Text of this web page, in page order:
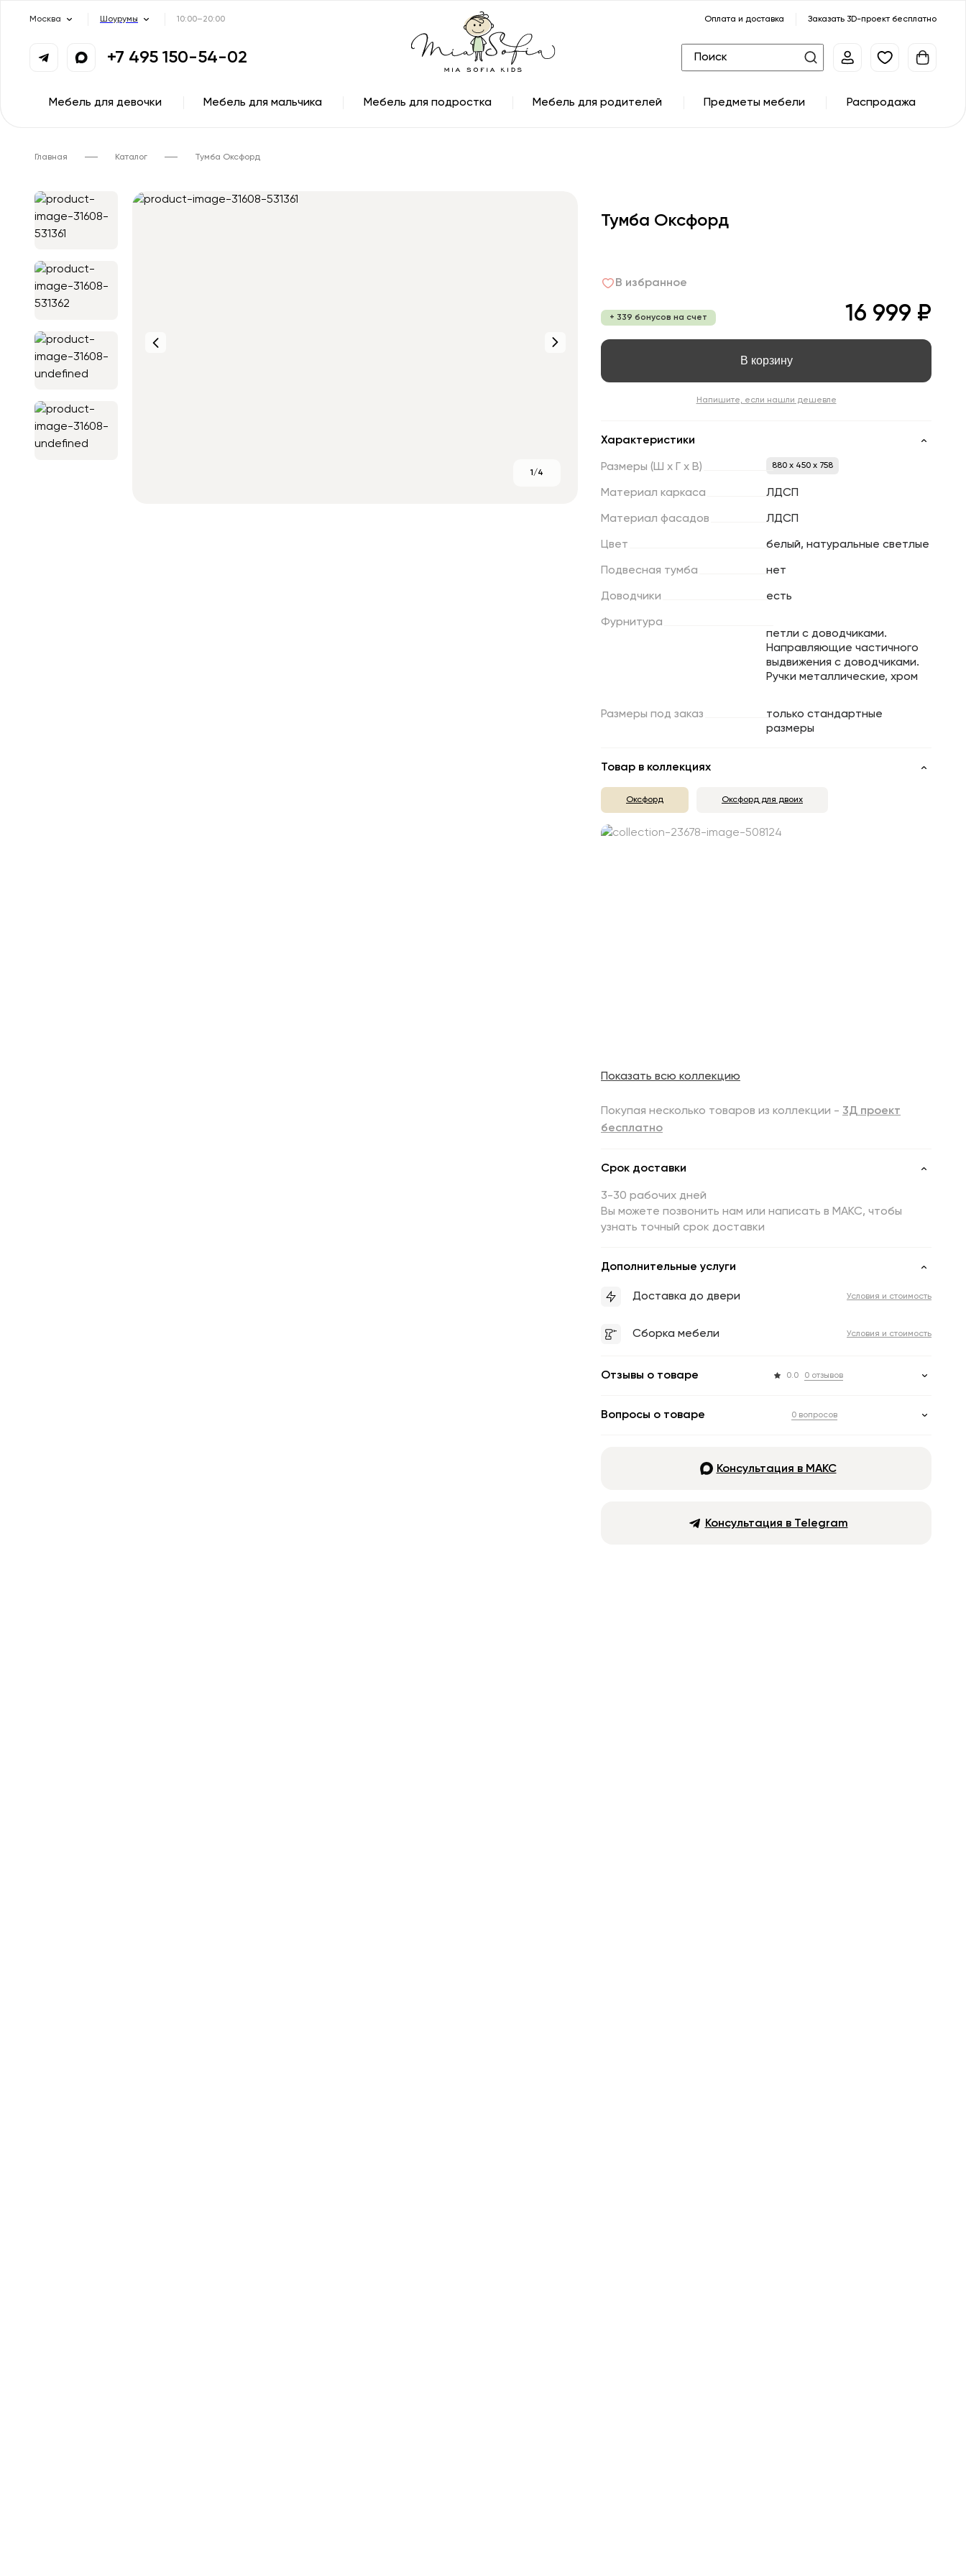
Москва Шоурумы 10:00–20:00 Оплата и доставка Заказать 3D-проект бесплатно
+7 495 150-54-02
Мебель для девочки Мебель для мальчика Мебель для подростка Мебель для родителей Предметы мебели Распродажа
Главная Каталог Тумба Оксфорд
1/4
Тумба Оксфорд
В избранное
+ 339 бонусов на счет 16 999 ₽
В корзину
Напишите, если нашли дешевле
Характеристики
Размеры (Ш х Г х В) 880 x 450 x 758
Материал каркаса ЛДСП
Материал фасадов ЛДСП
Цвет белый, натуральные светлые
Подвесная тумба нет
Доводчики есть
Фурнитура
петли с доводчиками.
Направляющие частичного
выдвижения с доводчиками.
Ручки металлические, хром
Размеры под заказ
только стандартные
размеры
Товар в коллекциях
Оксфорд Оксфорд для двоих
Показать всю коллекцию
Покупая несколько товаров из коллекции - 3Д проект
бесплатно
Срок доставки
3-30 рабочих дней
Вы можете позвонить нам или написать в МАКС, чтобы
узнать точный срок доставки
Дополнительные услуги
Доставка до двери Условия и стоимость
Сборка мебели Условия и стоимость
Отзывы о товаре 0.0 0 отзывов
Вопросы о товаре 0 вопросов
Консультация в МАКС
Консультация в Telegram